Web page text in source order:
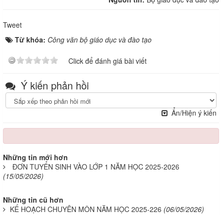
Tweet
Từ khóa: Công văn bộ giáo dục và đào tạo
Click để đánh giá bài viết
Ý kiến phản hồi
Ẩn/Hiện ý kiến
Những tin mới hơn
ĐƠN TUYỂN SINH VÀO LỚP 1 NĂM HỌC 2025-2026
(15/05/2026)
Những tin cũ hơn
KẾ HOẠCH CHUYÊN MÔN NĂM HỌC 2025-226 (06/05/2026)